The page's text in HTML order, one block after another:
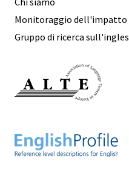
Monitoraggio dell'impatto
Gruppo di ricerca